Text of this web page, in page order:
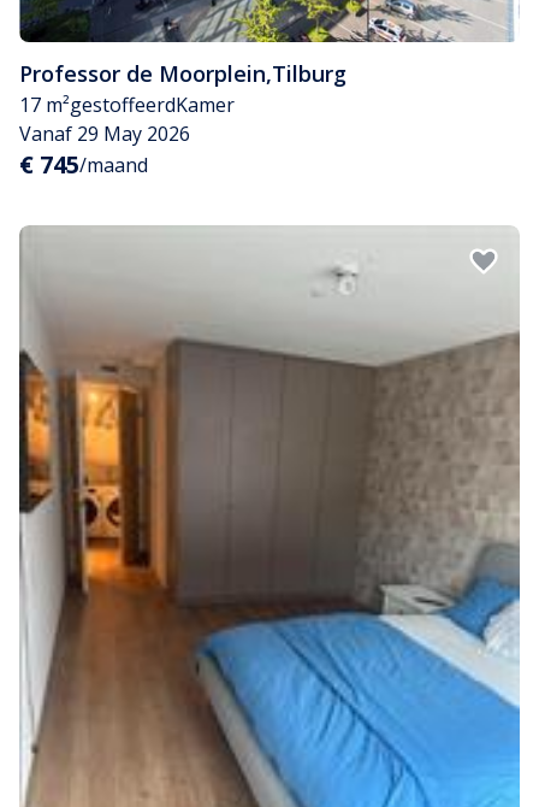
Professor de Moorplein,Tilburg
17 m²gestoffeerdKamer
Vanaf 29 May 2026
€ 745/maand